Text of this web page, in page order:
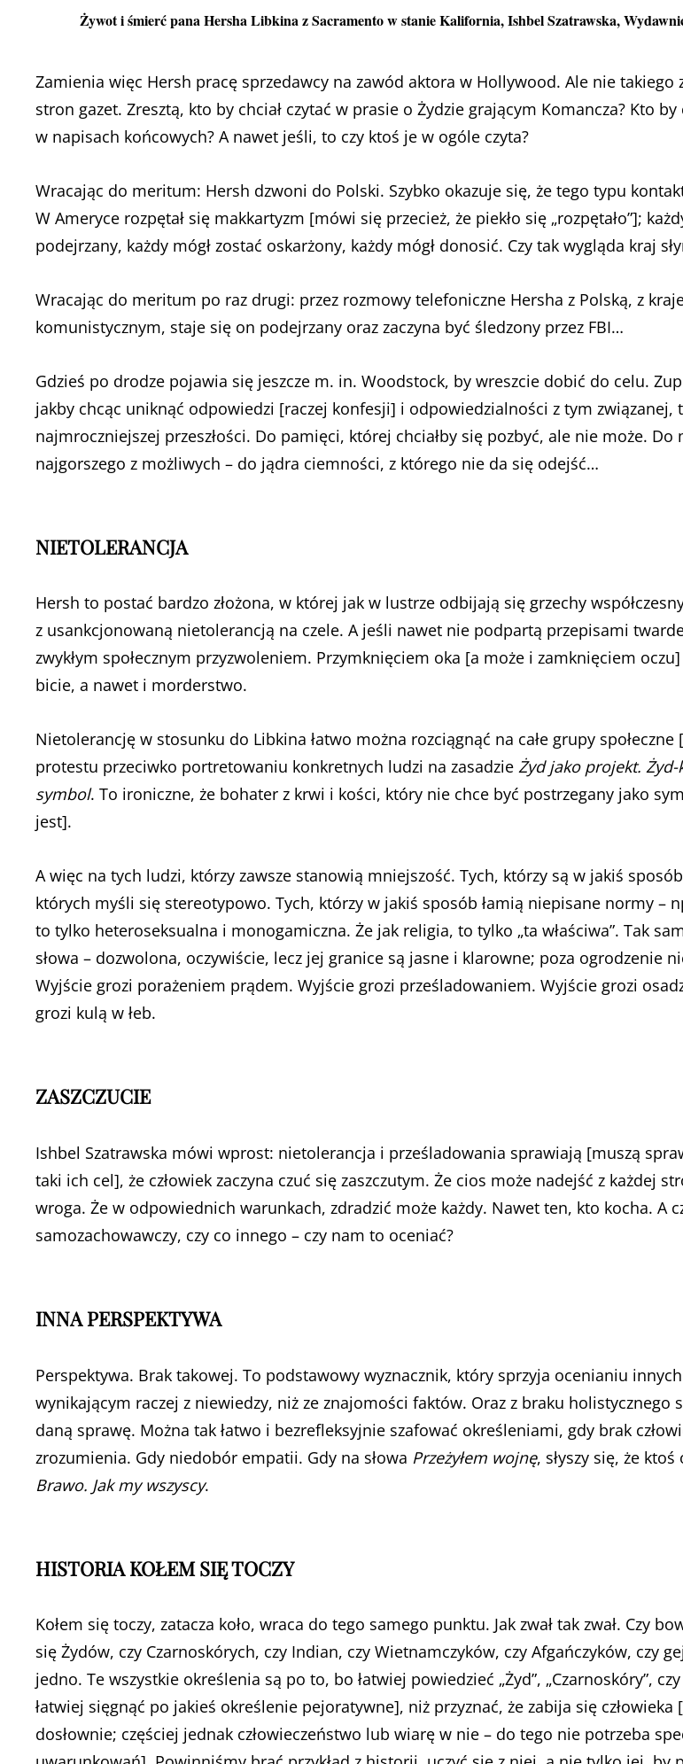
Żywot i śmierć pana Hersha Libkina z Sacramento w stanie Kalifornia, Ishbel Szatrawska,
Zamienia więc Hersh pracę sprzedawcy na zawód aktora w Hollywood. Ale nie takiego
stron gazet. Zresztą, kto by chciał czytać w prasie o Żydzie grającym Komancza? Kto by
w napisach końcowych? A nawet jeśli, to czy ktoś je w ogóle czyta?
Wracając do meritum: Hersh dzwoni do Polski. Szybko okazuje się, że tego typu
W Ameryce rozpętał się makkartyzm [mówi się przecież, że piekło się „rozpętało”];
podejrzany, każdy mógł zostać oskarżony, każdy mógł donosić. Czy tak wygląda kraj
Wracając do meritum po raz drugi: przez rozmowy telefoniczne Hersha z Polską, z
komunistycznym, staje się on podejrzany oraz zaczyna być śledzony przez FBI…
Gdzieś po drodze pojawia się jeszcze m. in. Woodstock, by wreszcie dobić do celu.
jakby chcąc uniknąć odpowiedzi [raczej konfesji] i odpowiedzialności z tym związanej,
najmroczniejszej przeszłości. Do pamięci, której chciałby się pozbyć, ale nie może. Do
najgorszego z możliwych – do jądra ciemności, z którego nie da się odejść…
NIETOLERANCJA
Hersh to postać bardzo złożona, w której jak w lustrze odbijają się grzechy
z usankcjonowaną nietolerancją na czele. A jeśli nawet nie podpartą przepisami
zwykłym społecznym przyzwoleniem. Przymknięciem oka [a może i zamknięciem
bicie, a nawet i morderstwo.
Nietolerancję w stosunku do Libkina łatwo można rozciągnąć na całe grupy
protestu przeciwko portretowaniu konkretnych ludzi na zasadzie Żyd jako projekt.
symbol. To ironiczne, że bohater z krwi i kości, który nie chce być postrzegany jako
jest].
A więc na tych ludzi, którzy zawsze stanowią mniejszość. Tych, którzy są w jakiś
których myśli się stereotypowo. Tych, którzy w jakiś sposób łamią niepisane normy –
to tylko heteroseksualna i monogamiczna. Że jak religia, to tylko „ta właściwa”. Tak
słowa – dozwolona, oczywiście, lecz jej granice są jasne i klarowne; poza ogrodzenie
Wyjście grozi porażeniem prądem. Wyjście grozi prześladowaniem. Wyjście grozi
grozi kulą w łeb.
ZASZCZUCIE
Ishbel Szatrawska mówi wprost: nietolerancja i prześladowania sprawiają [muszą
taki ich cel], że człowiek zaczyna czuć się zaszczutym. Że cios może nadejść z każdej
wroga. Że w odpowiednich warunkach, zdradzić może każdy. Nawet ten, kto kocha. A
samozachowawczy, czy co innego – czy nam to oceniać?
INNA PERSPEKTYWA
Perspektywa. Brak takowej. To podstawowy wyznacznik, który sprzyja ocenianiu
wynikającym raczej z niewiedzy, niż ze znajomości faktów. Oraz z braku holistycznego
daną sprawę. Można tak łatwo i bezrefleksyjnie szafować określeniami, gdy brak
zrozumienia. Gdy niedobór empatii. Gdy na słowa Przeżyłem wojnę, słyszy się, że
Brawo. Jak my wszyscy.
HISTORIA KOŁEM SIĘ TOCZY
Kołem się toczy, zatacza koło, wraca do tego samego punktu. Jak zwał tak zwał. Czy
się Żydów, czy Czarnoskórych, czy Indian, czy Wietnamczyków, czy Afgańczyków, czy
jedno. Te wszystkie określenia są po to, bo łatwiej powiedzieć „Żyd”, „Czarnoskóry”, czy
łatwiej sięgnąć po jakieś określenie pejoratywne], niż przyznać, że zabija się człowieka
dosłownie; częściej jednak człowieczeństwo lub wiarę w nie – do tego nie potrzeba